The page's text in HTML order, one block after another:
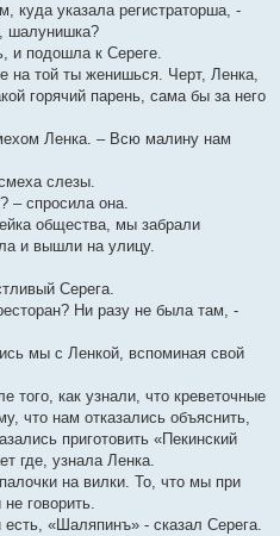
куда указала регистраторша, -
шалунишка?
и подошла к Сереге.
на той ты женишься. Черт, Ленка,
горячий парень, сама бы за него
Ленка. – Всю малину нам
слезы.
– спросила она.
общества, мы забрали
и вышли на улицу.
Серега.
Ни разу не была там, -
мы с Ленкой, вспоминая свой
того, как узнали, что креветочные
что нам отказались объяснить,
приготовить «Пекинский
где, узнала Ленка.
на вилки. То, что мы при
говорить.
«Шаляпинъ» - сказал Серега.